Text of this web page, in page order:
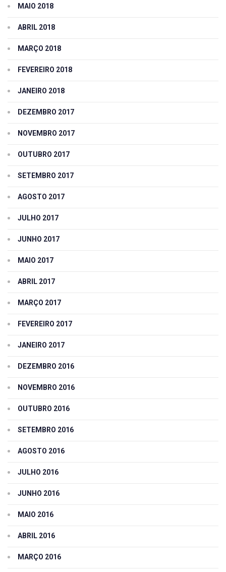
MAIO 2018
ABRIL 2018
MARÇO 2018
FEVEREIRO 2018
JANEIRO 2018
DEZEMBRO 2017
NOVEMBRO 2017
OUTUBRO 2017
SETEMBRO 2017
AGOSTO 2017
JULHO 2017
JUNHO 2017
MAIO 2017
ABRIL 2017
MARÇO 2017
FEVEREIRO 2017
JANEIRO 2017
DEZEMBRO 2016
NOVEMBRO 2016
OUTUBRO 2016
SETEMBRO 2016
AGOSTO 2016
JULHO 2016
JUNHO 2016
MAIO 2016
ABRIL 2016
MARÇO 2016